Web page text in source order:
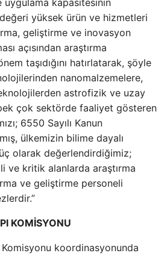
uygulama kapasitesinin
yüksek ürün ve hizmetleri
geliştirme ve inovasyon
açısından araştırma
taşıdığını hatırlatarak, şöyle
nanomalzemelere,
astrofizik ve uzay
çok sektörde faaliyet gösteren
6550 Sayılı Kanun
ülkemizin bilime dayalı
olarak değerlendirdiğimiz;
ve kritik alanlarda araştırma
ve geliştirme personeli
KOMİSYONU
Komisyonu koordinasyonunda